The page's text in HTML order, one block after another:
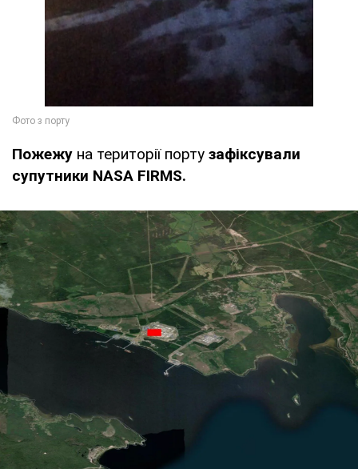
Пожежу на території порту зафіксували
супутники NASA FIRMS.